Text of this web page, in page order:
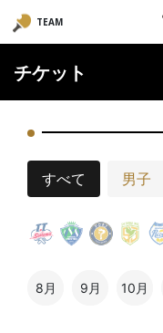
TEAM
チケット
すべて 男子
8月 9月 10月